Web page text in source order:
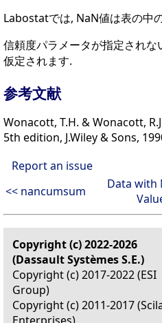
Labostatでは, NaN値は表の中
信頼度パラメータが指定され
仮定されます.
参考文献
Wonacott, T.H. & Wonacott,
5th edition, J.Wiley & Sons,
Report an issue
<< nancumsum
Data with
Copyright (c) 2022-2026
(Dassault Systèmes S.E.)
Copyright (c) 2017-2022 (ESI
Group)
Copyright (c) 2011-2017